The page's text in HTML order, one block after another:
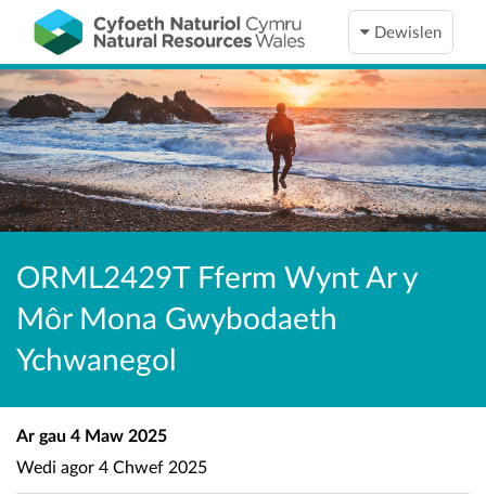
Dewislen
ORML2429T Fferm Wynt Ar y
Môr Mona Gwybodaeth
Ychwanegol
Ar gau 4 Maw 2025
Wedi agor 4 Chwef 2025